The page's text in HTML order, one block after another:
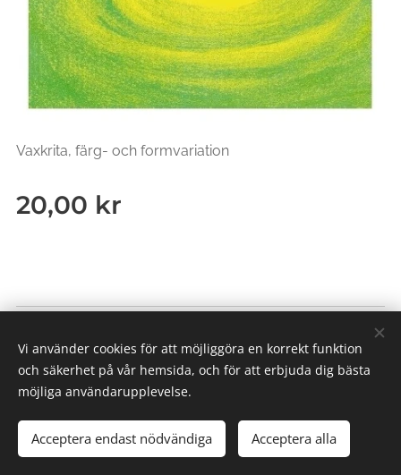
Vaxkrita, färg- och formvariation
20,00 kr
Lägg i kundvagnen
Skapad medWebnode Cookies
Vi använder cookies för att möjliggöra en korrekt funktion
och säkerhet på vår hemsida, och för att erbjuda dig bästa
möjliga användarupplevelse.
Acceptera endast nödvändiga Acceptera alla